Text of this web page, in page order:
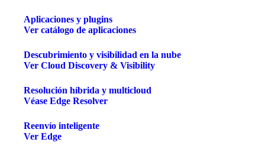
Aplicaciones y plugins
Ver catálogo de aplicaciones
Descubrimiento y visibilidad en la nube
Ver Cloud Discovery & Visibility
Resolución híbrida y multicloud
Véase Edge Resolver
Reenvío inteligente
Ver Edge